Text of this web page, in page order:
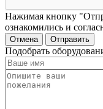
Нажимая кнопку
ознакомились и
Отмена Отправить
Подобрать